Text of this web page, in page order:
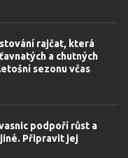
rajčat, která
a chutných
sezonu včas
podpoří růst a
Připravit jej